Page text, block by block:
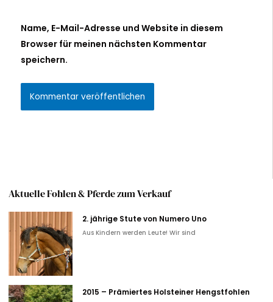
Name, E-Mail-Adresse und Website in diesem
Browser für meinen nächsten Kommentar
speichern.
Aktuelle Fohlen & Pferde zum Verkauf
2. jährige Stute von Numero Uno
Aus Kindern werden Leute! Wir sind
2015 – Prämiertes Holsteiner Hengstfohlen